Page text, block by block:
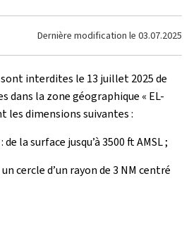
Dernière modification le 03.07.2025
interdites le 13 juillet 2025 de
dans la zone géographique « EL-
les dimensions suivantes :
la surface jusqu’à 3500 ft AMSL ;
d’un rayon de 3 NM centré